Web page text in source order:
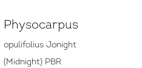
Physocarpus
opulifolius Jonight
(Midnight) PBR